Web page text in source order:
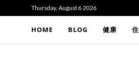
Thursday, August 6 2026
HOME BLOG 健康